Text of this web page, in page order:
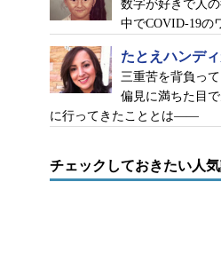
数字が好きで人
中でCOVID-19の
たとえハンデ
三重苦を背負っ
偏見に満ちた目
に行ってきたこととは――
チェックしておきたい人